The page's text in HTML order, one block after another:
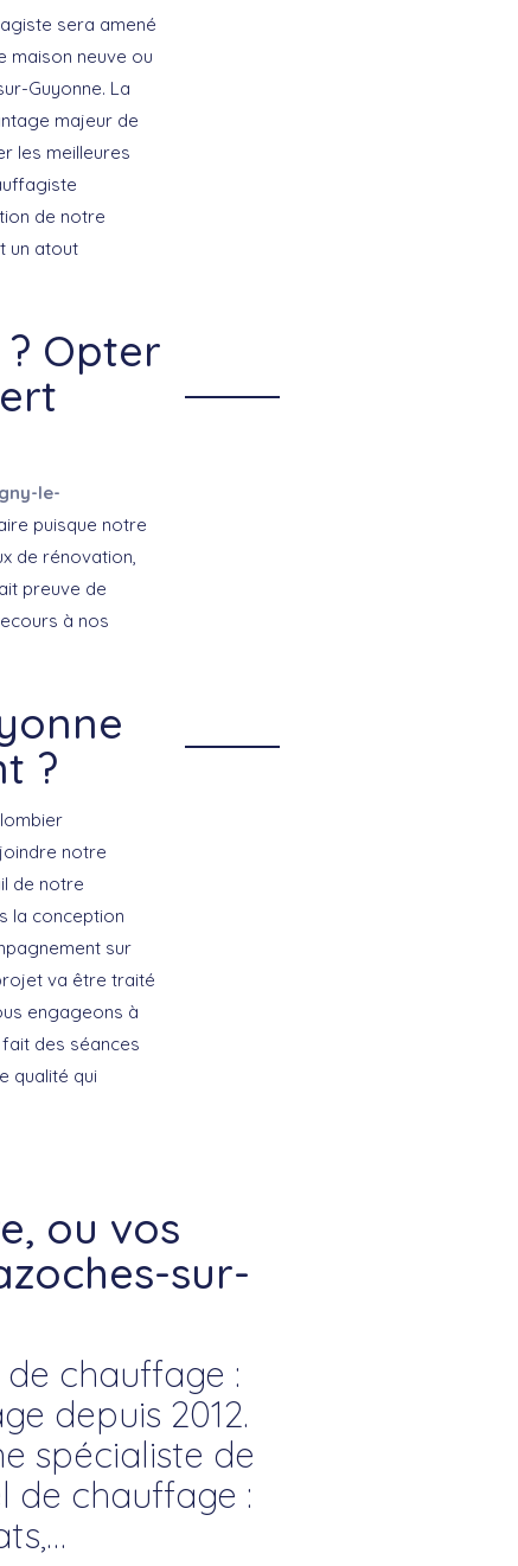
sera amené
maison neuve ou
Guyonne. La
majeur de
les meilleures
de notre
un atout
Opter
le-
puisque notre
de rénovation,
preuve de
à nos
?
notre
de notre
la conception
sur
va être traité
engageons à
des séances
qualité qui
ou vos
sur-
chauffage :
depuis 2012.
spécialiste de
de chauffage :